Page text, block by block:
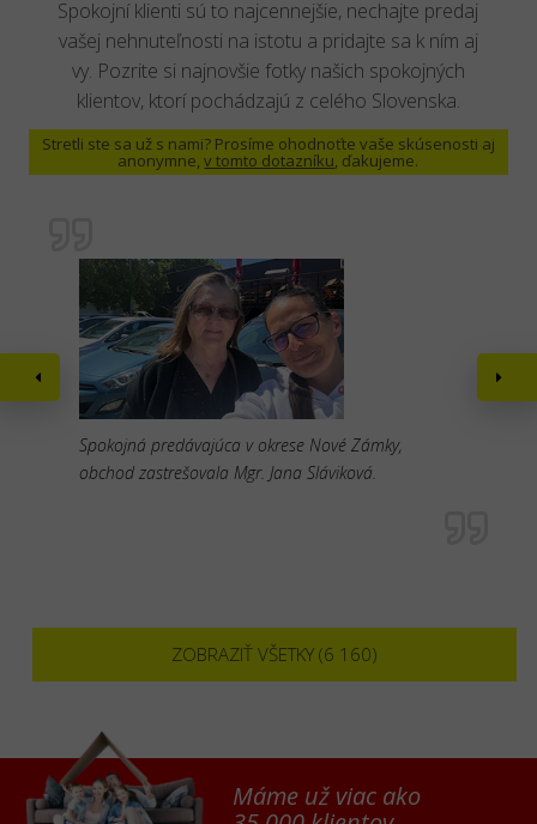
Spokojní klienti sú to najcennejšie, nechajte predaj
vašej nehnuteľnosti na istotu a pridajte sa k ním aj
vy. Pozrite si najnovšie fotky našich spokojných
klientov, ktorí pochádzajú z celého Slovenska.
Stretli ste sa už s nami? Prosíme ohodnoťte vaše skúsenosti aj
anonymne,v tomto dotazníku, ďakujeme.
Spokojná predávajúca v okrese Nové Zámky,
obchod zastrešovala Mgr. Jana Sláviková.
ZOBRAZIŤ VŠETKY (6 160)
Máme už viac ako